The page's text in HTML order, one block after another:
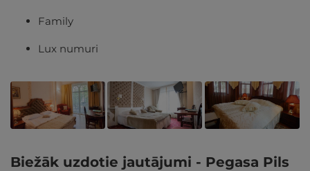
Family
Lux numuri
Biežāk uzdotie jautājumi - Pegasa Pils